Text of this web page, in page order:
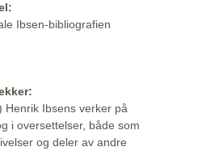
Ibsen-bibliografien
Henrik Ibsens verker på
i oversettelser, både som
og deler av andre